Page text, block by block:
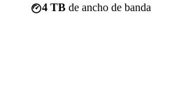
4 TB de ancho de banda